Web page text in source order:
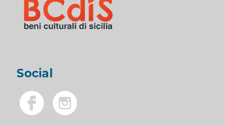
Social